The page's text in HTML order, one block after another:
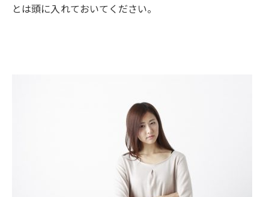
とは頭に入れておいてください。